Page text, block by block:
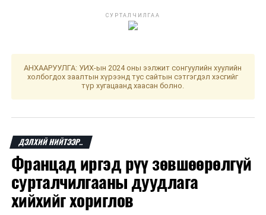
хичээлүүдээс 2-оос багагүй хичээлийг сонгон
хичээлийг хасах болон солих боломжгүйгэж
Боловсролын үнэлгээний төвөөс мэдээллээ.
ДАРААХ МЭДЭЭ
ЗГ: Экспортын зээлийн ерөнхий хэлэлцээрийг нэг
жилээр сунгана
ӨМНӨХ МЭДЭЭ
Хөвсгөл нуурын мөсөн дээгүүр зорчихгүй байхыг
анхааруулж байна
СУРТАЛЧИЛГАА
АНХААРУУЛГА: УИХ-ын 2024 оны ээлжит сонгуулийн хуулийн
холбогдох заалтын хүрээнд тус сайтын сэтгэгдэл хэсгийг
түр хугацаанд хаасан болно.
ДЭЛХИЙ НИЙТЭЭР..
Францад иргэд рүү зөвшөөрөлгүй
сурталчилгааны дуудлага
хийхийг хориглов